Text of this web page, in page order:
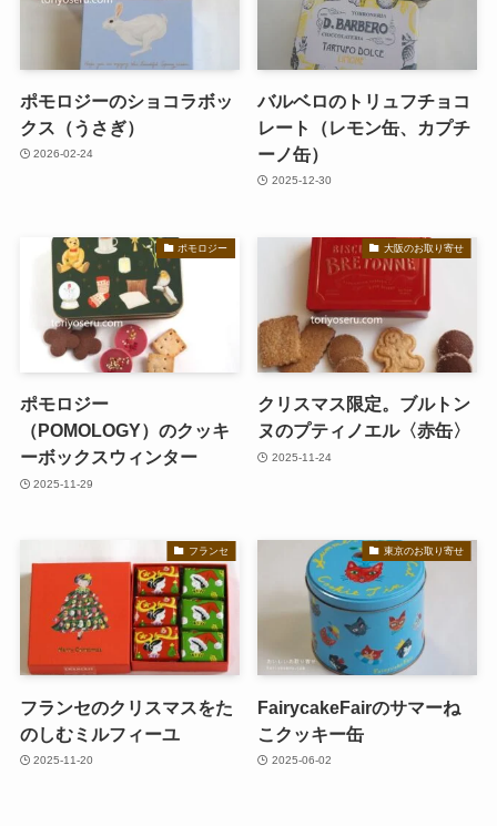
ポモロジーのショコラボッ
クス（うさぎ）
2026-02-24
バルベロのトリュフチョコ
レート（レモン缶、カプチ
ーノ缶）
2025-12-30
ポモロジー
ポモロジー
（POMOLOGY）のクッキ
ーボックスウィンター
2025-11-29
大阪のお取り寄せ
クリスマス限定。ブルトン
ヌのプティノエル〈赤缶〉
2025-11-24
フランセ
フランセのクリスマスをた
のしむミルフィーユ
2025-11-20
東京のお取り寄せ
FairycakeFairのサマーね
こクッキー缶
2025-06-02